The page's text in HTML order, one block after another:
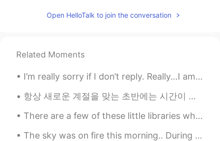
poco te acostumbras.
Davinson 2020.11.11 16:34
ES EN
Eso puede pasar también al practicar
24/7 un nativo y tu unas pocas horas al
Open HelloTalk to join the conversation
Related Moments
I’m really sorry if I don’t reply. Really…I am. BUT… This will not get a response from me. Jus...
항상 새로운 계절을 맞는 초반에는 시간이 조금 더 빨리 가는 것만 같은 기분입니다😊 저는 이번 가을에 평소보다 더 독서와 함께하는 계절을 만들어보고자 해요. 한 달에 최소 4...
There are a few of these little libraries where I live. Homeowners build and install them in fro...
The sky was on fire this morning.. During my vacation in Korea I learned the expression 불금 (Fire ...